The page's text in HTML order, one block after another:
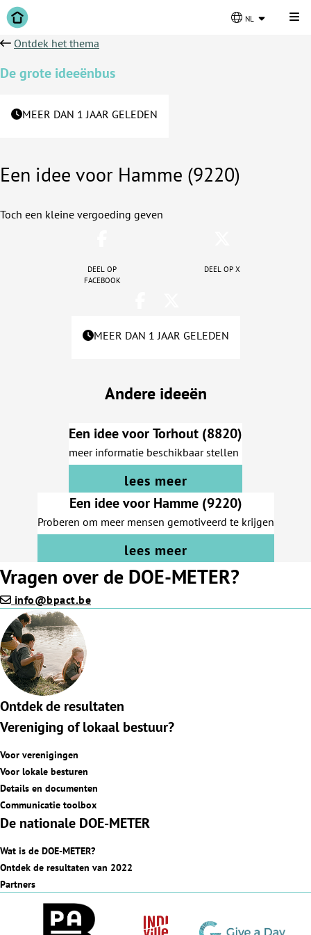
nl
Ontdek het thema
De grote ideeënbus
MEER DAN 1 JAAR GELEDEN
Een idee voor Hamme (9220)
Toch een kleine vergoeding geven
Deel op
facebook
Deel op X
MEER DAN 1 JAAR GELEDEN
Andere ideeën
Een idee voor Torhout (8820)
meer informatie beschikbaar stellen
lees meer
Een idee voor Hamme (9220)
Proberen om meer mensen gemotiveerd te krijgen
lees meer
Vragen over de DOE-METER?
info@bpact.be
Ontdek de resultaten
Vereniging of lokaal bestuur?
Voor verenigingen
Voor lokale besturen
Details en documenten
Communicatie toolbox
De nationale DOE-METER
Wat is de DOE-METER?
Ontdek de resultaten van 2022
Partners